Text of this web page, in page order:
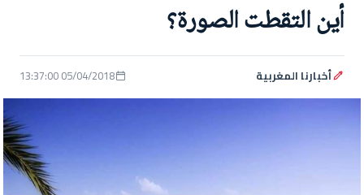
أين التقطت الصورة؟
أخبارنا المغربية 05/04/2018 13:37:00